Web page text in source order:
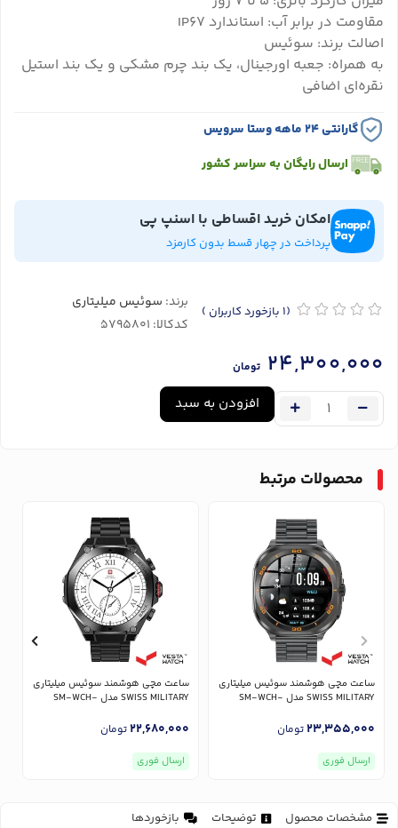
مقاومت در برابر آب: استاندارد IP67
اصالت برند: سوئیس
به همراه: جعبه اورجینال، یک بند چرم مشکی و یک بند استیل
نقره‌ای اضافی
گارانتی ۲۴ ماهه وستا سرویس
ارسال رایگان به سراسر کشور
امکان خرید اقساطی با اسنپ پی
پرداخت در چهار قسط بدون کارمزد
(1 بازخورد کاربران ) برند: سوئیس میلیتاری
کدکالا:
24,300,000 تومان
افزودن به سبد
محصولات مرتبط
ساعت مچی هوشمند سوئیس میلیتاری
SWISS MILITARY مدل SM-WCH-
23,355,000تومان
ارسال فوری
ساعت مچی هوشمند سوئیس میلیتاری
SWISS MILITARY مدل SM-WCH-
22,680,000تومان
ارسال فوری
مشخصات محصول توضیحات بازخوردها